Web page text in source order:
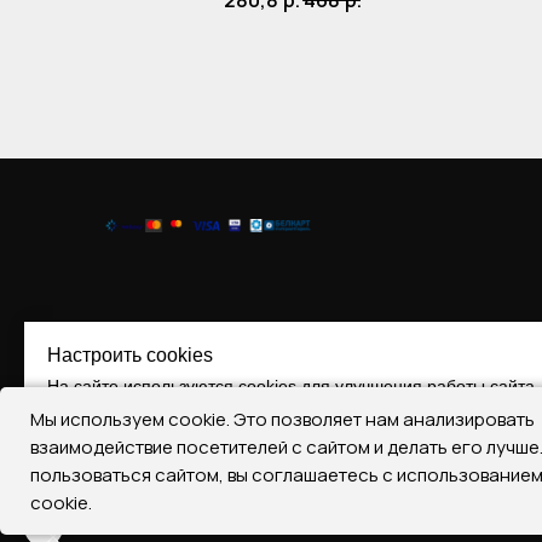
Настроить cookies
На сайте используются cookies для улучшения работы сайта.
Принять все Отклонить все Настроить
Регистрация № 290393787,
Мы используем cookie. Это позволяет нам анализировать
взаимодействие посетителей с сайтом и делать его
пользоваться сайтом, вы соглашаетесь с
cookie.